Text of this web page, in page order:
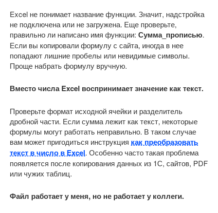
Excel не понимает название функции. Значит, надстройка
не подключена или не загружена. Еще проверьте,
правильно ли написано имя функции: Сумма_прописью.
Если вы копировали формулу с сайта, иногда в нее
попадают лишние пробелы или невидимые символы.
Проще набрать формулу вручную.
Вместо числа Excel воспринимает значение как текст.
Проверьте формат исходной ячейки и разделитель
дробной части. Если сумма лежит как текст, некоторые
формулы могут работать неправильно. В таком случае
вам может пригодиться инструкция как преобразовать
текст в число в Excel. Особенно часто такая проблема
появляется после копирования данных из 1С, сайтов, PDF
или чужих таблиц.
Файл работает у меня, но не работает у коллеги.